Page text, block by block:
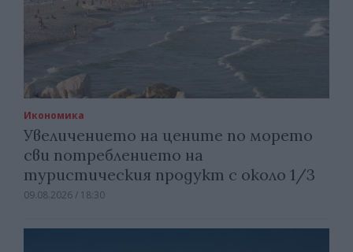
Икономика
Увеличението на цените по морето
сви потреблението на
туристическия продукт с около 1/3
09.08.2026 / 18:30